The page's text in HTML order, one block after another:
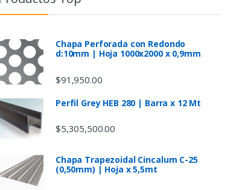
Chapa Perforada con Redondo
d:10mm | Hoja 1000x2000 x 0,9mm
$91,950.00
Perfil Grey HEB 280 | Barra x 12 Mt
$5,305,500.00
Chapa Trapezoidal Cincalum C-25
(0,50mm) | Hoja x 5,5mt